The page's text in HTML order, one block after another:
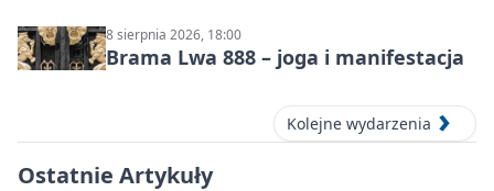
8 sierpnia 2026, 18:00
Brama Lwa 888 – joga i manifestacja
Kolejne wydarzenia
Ostatnie Artykuły